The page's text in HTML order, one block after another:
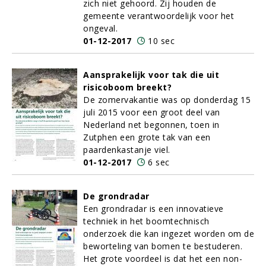
zich niet gehoord. Zij houden de
gemeente verantwoordelijk voor het
ongeval.
01-12-2017
10 sec
Aansprakelijk voor tak die uit
risicoboom breekt?
De zomervakantie was op donderdag 15
juli 2015 voor een groot deel van
Nederland net begonnen, toen in
Zutphen een grote tak van een
paardenkastanje viel.
01-12-2017
6 sec
De grondradar
Een grondradar is een innovatieve
techniek in het boomtechnisch
onderzoek die kan ingezet worden om de
beworteling van bomen te bestuderen.
Het grote voordeel is dat het een non-